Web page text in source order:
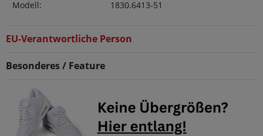
Modell: 1830.6413-51
EU-Verantwortliche Person
Besonderes / Feature